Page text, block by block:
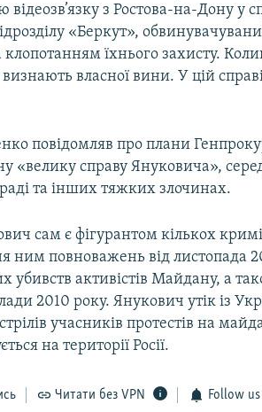
відеозв’язку з Ростова-на-Дону у
«Беркут»,
клопотанням їхнього захисту.
власної вини. У цій
повідомляв про плани
«велику справу Януковича», серед
та інших тяжких злочинах.
сам є фігурантом кількох
ним повноважень від листопада
убивств активістів Майдану, а
2010 року. Янукович утік із
учасників протестів на
на території Росії.
Читати без VPN Follow us